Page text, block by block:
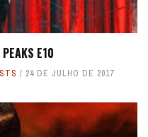
E10
24 DE JULHO DE 2017